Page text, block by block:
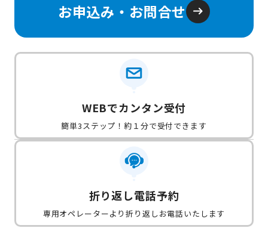
お申込み・お問合せ
WEBでカンタン受付
簡単3ステップ！約１分で受付できます
折り返し電話予約
専用オペレーターより折り返しお電話いたします